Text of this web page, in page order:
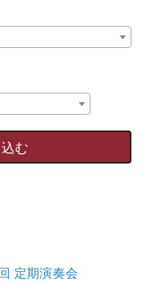
定期演奏会